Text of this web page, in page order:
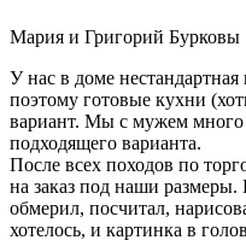
Мария и Григорий Бурковы
У нас в доме
поэтому готовые кухни
вариант. Мы с мужем
подходящего варианта.
После всех походов по
на заказ под наши
обмерил, посчитал,
хотелось, и картинка в